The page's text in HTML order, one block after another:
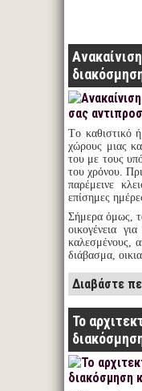
Tο καθιστικό
χώρους μιας
του με τους
του χρόνου.
παρέμεινε
επίσημες
Σήμερα όμως,
οικογένεια
καλεσμένους,
διάβασμα,
Διαβάστε
Το